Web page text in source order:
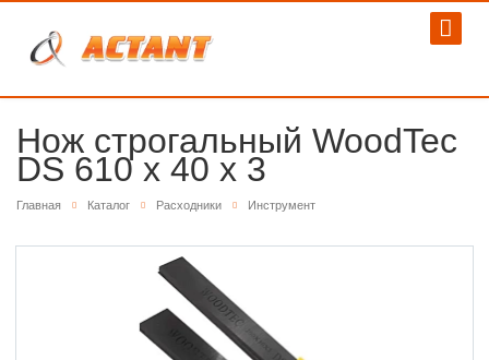
Нож строгальный WoodTec
DS 610 x 40 x 3
Главная Каталог Расходники Инструмент